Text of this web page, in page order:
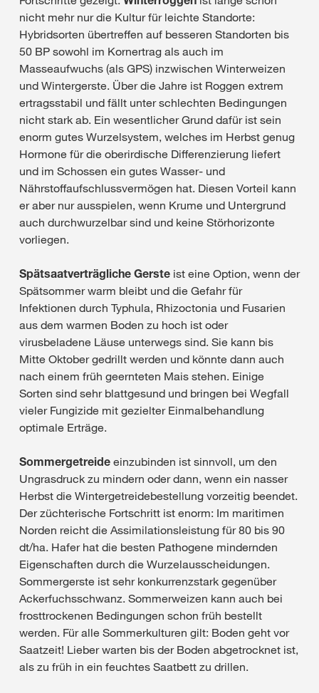
nicht mehr nur die Kultur für leichte Standorte:
Hybridsorten übertreffen auf besseren Standorten bis
50 BP sowohl im Kornertrag als auch im
Masseaufwuchs (als GPS) inzwischen Winterweizen
und Wintergerste. Über die Jahre ist Roggen extrem
ertragsstabil und fällt unter schlechten Bedingungen
nicht stark ab. Ein wesentlicher Grund dafür ist sein
enorm gutes Wurzelsystem, welches im Herbst genug
Hormone für die oberirdische Differenzierung liefert
und im Schossen ein gutes Wasser- und
Nährstoffaufschlussvermögen hat. Diesen Vorteil kann
er aber nur ausspielen, wenn Krume und Untergrund
auch durchwurzelbar sind und keine Störhorizonte
vorliegen.
Spätsaatverträgliche Gerste ist eine Option, wenn der
Spätsommer warm bleibt und die Gefahr für
Infektionen durch Typhula, Rhizoctonia und Fusarien
aus dem warmen Boden zu hoch ist oder
virusbeladene Läuse unterwegs sind. Sie kann bis
Mitte Oktober gedrillt werden und könnte dann auch
nach einem früh geernteten Mais stehen. Einige
Sorten sind sehr blattgesund und bringen bei Wegfall
vieler Fungizide mit gezielter Einmalbehandlung
optimale Erträge.
Sommergetreide einzubinden ist sinnvoll, um den
Ungrasdruck zu mindern oder dann, wenn ein nasser
Herbst die Wintergetreidebestellung vorzeitig beendet.
Der züchterische Fortschritt ist enorm: Im maritimen
Norden reicht die Assimilationsleistung für 80 bis 90
dt/ha. Hafer hat die besten Pathogene mindernden
Eigenschaften durch die Wurzelausscheidungen.
Sommergerste ist sehr konkurrenzstark gegenüber
Ackerfuchsschwanz. Sommerweizen kann auch bei
frosttrockenen Bedingungen schon früh bestellt
werden. Für alle Sommerkulturen gilt: Boden geht vor
Saatzeit! Lieber warten bis der Boden abgetrocknet ist,
als zu früh in ein feuchtes Saatbett zu drillen.